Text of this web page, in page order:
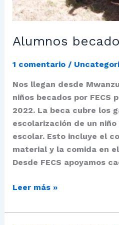
Alumnos
1 comentario /
Nos llegan desde
niños becados por FECS
2022. La beca cubre los
escolarización de un
escolar. Esto incluye el
material y la comida en
Desde FECS apoyamos
Leer más »